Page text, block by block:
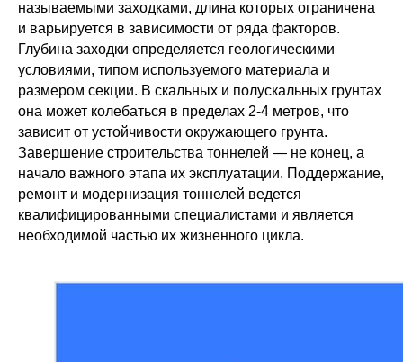
называемыми заходками, длина которых ограничена
и варьируется в зависимости от ряда факторов.
Глубина заходки определяется геологическими
условиями, типом используемого материала и
размером секции. В скальных и полускальных грунтах
она может колебаться в пределах 2-4 метров, что
зависит от устойчивости окружающего грунта.
Завершение строительства тоннелей — не конец, а
начало важного этапа их эксплуатации. Поддержание,
ремонт и модернизация тоннелей ведется
квалифицированными специалистами и является
необходимой частью их жизненного цикла.